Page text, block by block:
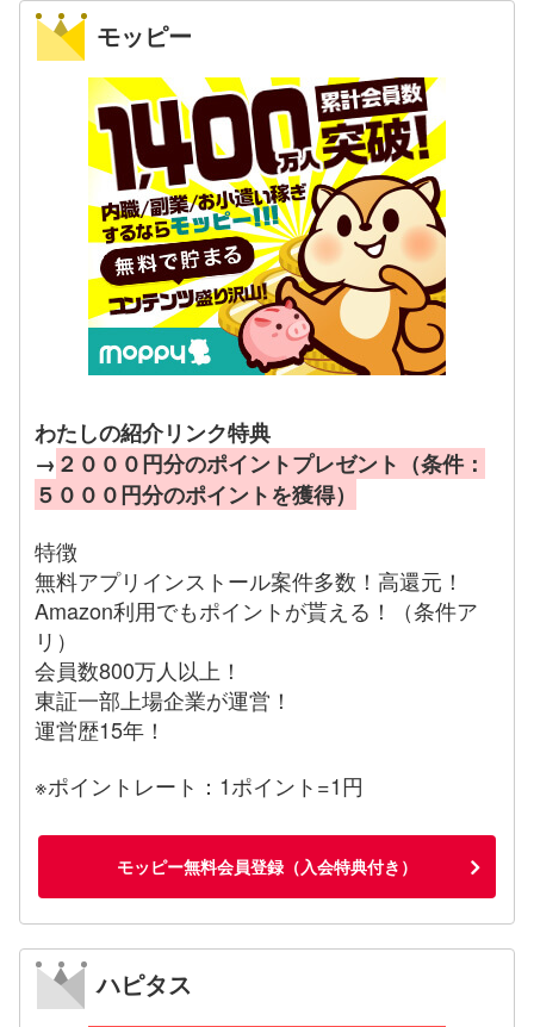
モッピー
わたしの紹介リンク特典
→ ２０００円分のポイントプレゼント（条件：
５０００円分のポイントを獲得）
特徴
無料アプリインストール案件多数！高還元！
Amazon利用でもポイントが貰える！（条件ア
リ）
会員数800万人以上！
東証一部上場企業が運営！
運営歴15年！
※ポイントレート：1ポイント=1円
モッピー無料会員登録（入会特典付き）
ハピタス